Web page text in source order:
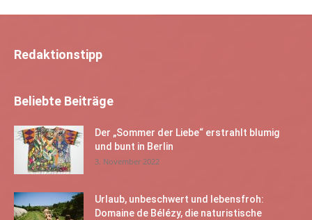
Redaktionstipp
Beliebte Beiträge
Der „Sommer der Liebe“ erstrahlt blumig
und bunt in Berlin
3. November 2022
Urlaub, unbeschwert und lebensfroh:
Domaine de Bélézy, die naturistische